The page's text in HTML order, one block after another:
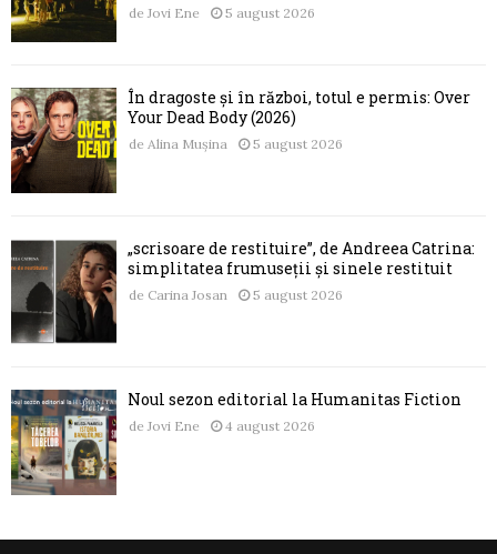
de Jovi Ene 5 august 2026
În dragoste și în război, totul e permis: Over
Your Dead Body (2026)
de Alina Mușina 5 august 2026
„scrisoare de restituire”, de Andreea Catrina:
simplitatea frumuseții și sinele restituit
de Carina Josan 5 august 2026
Noul sezon editorial la Humanitas Fiction
de Jovi Ene 4 august 2026